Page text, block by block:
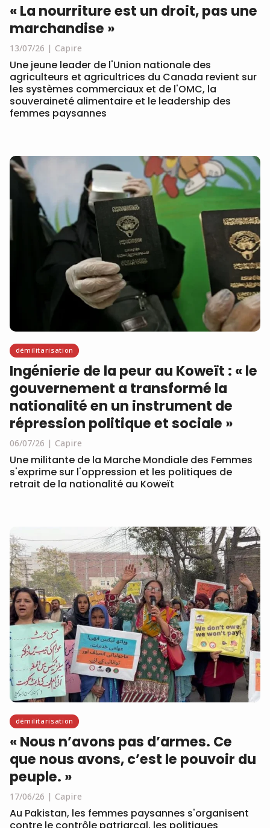
« La nourriture est un droit, pas une
marchandise »
13/07/26 Capire
Une jeune leader de l'Union nationale des
agriculteurs et agricultrices du Canada revient sur
les systèmes commerciaux et de l'OMC, la
souveraineté alimentaire et le leadership des
femmes paysannes
démilitarisation
Ingénierie de la peur au Koweït : « le
gouvernement a transformé la
nationalité en un instrument de
répression politique et sociale »
06/07/26 Capire
Une militante de la Marche Mondiale des Femmes
s'exprime sur l'oppression et les politiques de
retrait de la nationalité au Koweït
démilitarisation
« Nous n’avons pas d’armes. Ce
que nous avons, c’est le pouvoir du
peuple. »
17/06/26 Capire
Au Pakistan, les femmes paysannes s'organisent